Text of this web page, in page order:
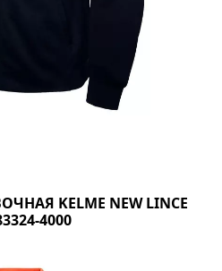
KELME NEW LINCE
4000